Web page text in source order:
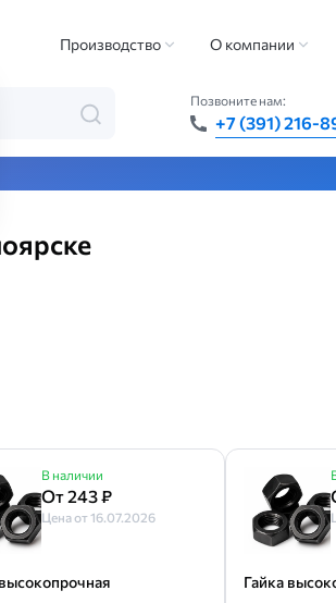
Производство О компании
Позвоните нам:
+7 (391) 216-
— быстро, точно, везде
В наличии
От 243 ₽
Цена от 16.07.2026
Гайка